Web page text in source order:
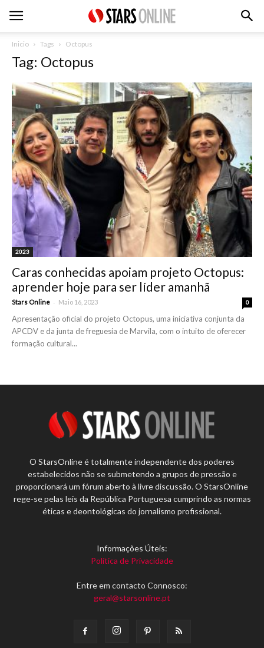
Inicio Tags Octopus
Tag: Octopus
2023
Caras conhecidas apoiam projeto Octopus:
aprender hoje para ser líder amanhã
Stars Online - Maio 16, 2023 0
Apresentação oficial do projeto Octopus, uma iniciativa conjunta da
APCDV e da junta de freguesia de Marvila, com o intuito de oferecer
formação cultural...
O StarsOnline é totalmente independente dos poderes
estabelecidos não se submetendo a grupos de pressão e
proporcionará um fórum aberto à livre discussão. O StarsOnline
rege-se pelas leis da República Portuguesa cumprindo as normas
éticas e deontológicas do jornalismo profissional.
Informações Úteis:
Política de Privacidade
Entre em contacto Connosco:
geral@starsonline.pt